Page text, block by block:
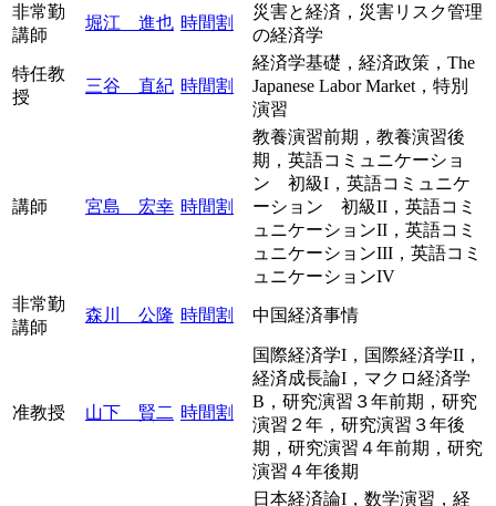
非常勤
講師
堀江 進也 時間割
災害と経済，災害リスク管理
の経済学
特任教
授
三谷 直紀 時間割
経済学基礎，経済政策，The
Japanese Labor Market，特別
演習
講師 宮島 宏幸 時間割
教養演習前期，教養演習後
期，英語コミュニケーショ
ン 初級I，英語コミュニケ
ーション 初級II，英語コミ
ュニケーションII，英語コミ
ュニケーションIII，英語コミ
ュニケーションIV
非常勤
講師
森川 公隆 時間割 中国経済事情
准教授 山下 賢二 時間割
国際経済学I，国際経済学II，
経済成長論I，マクロ経済学
B，研究演習３年前期，研究
演習２年，研究演習３年後
期，研究演習４年前期，研究
演習４年後期
日本経済論I，数学演習，経